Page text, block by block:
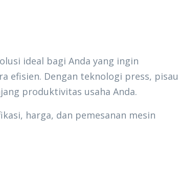
ideal bagi Anda yang ingin
efisien. Dengan teknologi press, pisau
produktivitas usaha Anda.
harga, dan pemesanan mesin